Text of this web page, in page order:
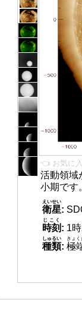
👈 お気に
活動領域
小期です
衛星
えいせい
:
時刻
じこく
: 1
種類
しゅるい
: 極
きょ